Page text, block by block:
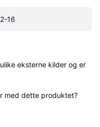
16
eksterne kilder og er
med dette produktet?